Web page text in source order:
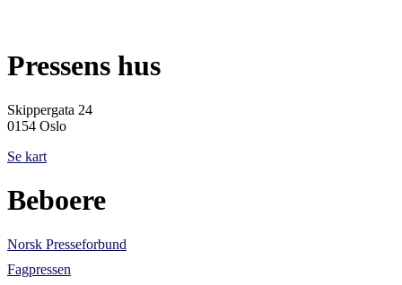
Pressens hus
Skippergata 24
0154 Oslo
Se kart
Beboere
Norsk Presseforbund
Fagpressen